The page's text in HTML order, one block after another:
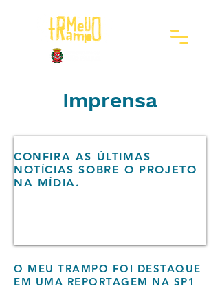
Imprensa
CONFIRA AS ÚLTIMAS
NOTÍCIAS SOBRE O PROJETO
NA MÍDIA.
O MEU TRAMPO FOI DESTAQUE
EM UMA REPORTAGEM NA SP1